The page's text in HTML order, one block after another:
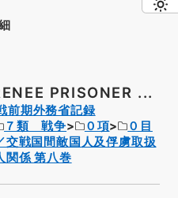
PRISONER ...
前期外務省記録
７類 戦争 ０項
０目
交戦国間敵国人及俘虜取扱
関係 第八巻